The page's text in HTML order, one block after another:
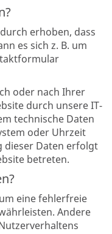
erhoben, dass
es sich z. B. um
oder nach Ihrer
durch unsere IT-
technische Daten
oder Uhrzeit
dieser Daten erfolgt
betreten.
eine fehlerfreie
Andere